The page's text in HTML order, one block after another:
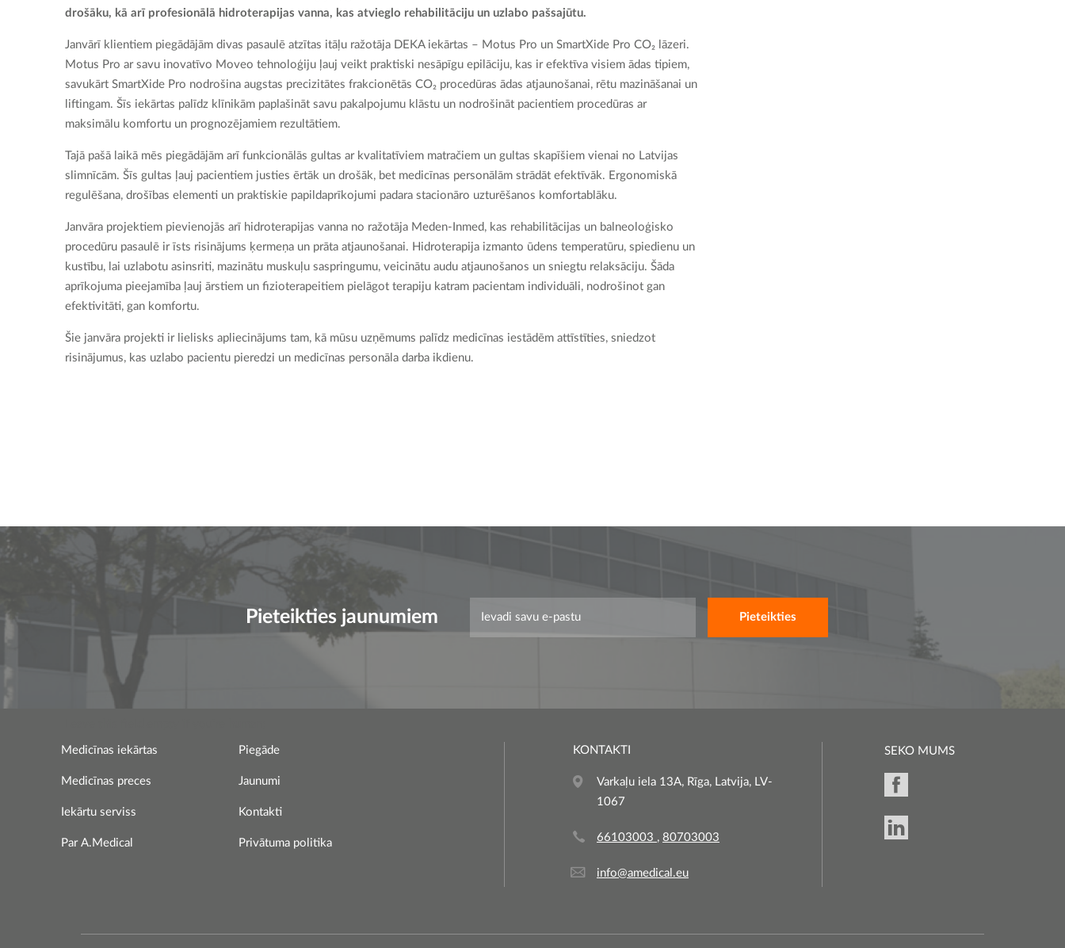
drošāku, kā arī profesionālā hidroterapijas vanna, kas atvieglo rehabilitāciju un uzlabo pašsajūtu.
Janvārī klientiem piegādājām divas pasaulē atzītas itāļu ražotāja DEKA iekārtas – Motus Pro un SmartXide Pro CO₂ lāzeri.
Motus Pro ar savu inovatīvo Moveo tehnoloģiju ļauj veikt praktiski nesāpīgu epilāciju, kas ir efektīva visiem ādas tipiem,
savukārt SmartXide Pro nodrošina augstas precizitātes frakcionētās CO₂ procedūras ādas atjaunošanai, rētu mazināšanai un
liftingam. Šīs iekārtas palīdz klīnikām paplašināt savu pakalpojumu klāstu un nodrošināt pacientiem procedūras ar
maksimālu komfortu un prognozējamiem rezultātiem.
Tajā pašā laikā mēs piegādājām arī funkcionālās gultas ar kvalitatīviem matračiem un gultas skapīšiem vienai no Latvijas
slimnīcām. Šīs gultas ļauj pacientiem justies ērtāk un drošāk, bet medicīnas personālām strādāt efektīvāk. Ergonomiskā
regulēšana, drošības elementi un praktiskie papildaprīkojumi padara stacionāro uzturēšanos komfortablāku.
Janvāra projektiem pievienojās arī hidroterapijas vanna no ražotāja Meden-Inmed, kas rehabilitācijas un balneoloģisko
procedūru pasaulē ir īsts risinājums ķermeņa un prāta atjaunošanai. Hidroterapija izmanto ūdens temperatūru, spiedienu un
kustību, lai uzlabotu asinsriti, mazinātu muskuļu saspringumu, veicinātu audu atjaunošanos un sniegtu relaksāciju. Šāda
aprīkojuma pieejamība ļauj ārstiem un fizioterapeitiem pielāgot terapiju katram pacientam individuāli, nodrošinot gan
efektivitāti, gan komfortu.
Šie janvāra projekti ir lielisks apliecinājums tam, kā mūsu uzņēmums palīdz medicīnas iestādēm attīstīties, sniedzot
risinājumus, kas uzlabo pacientu pieredzi un medicīnas personāla darba ikdienu.
Pieteikties jaunumiem
Medicīnas iekārtas
Medicīnas preces
Iekārtu serviss
Par A.Medical
Piegāde
Jaunumi
Kontakti
Privātuma politika
KONTAKTI
Varkaļu iela 13A, Rīga, Latvija, LV-
1067
66103003 , 80703003
info@amedical.eu
SEKO MUMS